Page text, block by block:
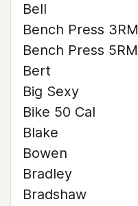
Bell
Bench Press 3RM
Bench Press 5RM
Bert
Big Sexy
Bike 50 Cal
Blake
Bowen
Bradley
Bradshaw